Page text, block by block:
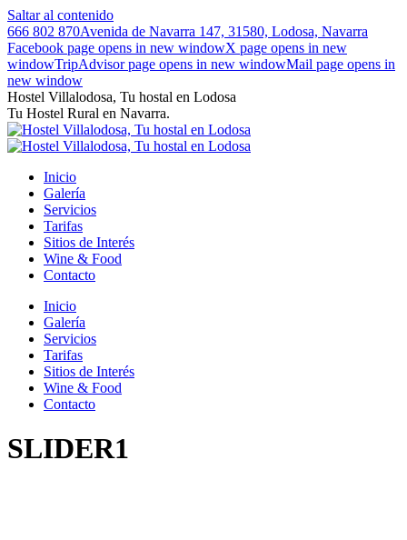
Saltar al contenido
666 802 870Avenida de Navarra 147, 31580, Lodosa, Navarra
Facebook page opens in new windowX page opens in new
windowTripAdvisor page opens in new windowMail page opens in
new window
Hostel Villalodosa, Tu hostal en Lodosa
Tu Hostel Rural en Navarra.
Inicio
Galería
Servicios
Tarifas
Sitios de Interés
Wine & Food
Contacto
Inicio
Galería
Servicios
Tarifas
Sitios de Interés
Wine & Food
Contacto
SLIDER1